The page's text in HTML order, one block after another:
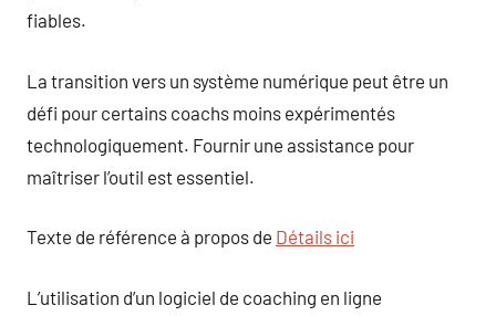
fiables.
La transition vers un système numérique peut être un
défi pour certains coachs moins expérimentés
technologiquement. Fournir une assistance pour
maîtriser l’outil est essentiel.
Texte de référence à propos de Détails ici
L’utilisation d’un logiciel de coaching en ligne